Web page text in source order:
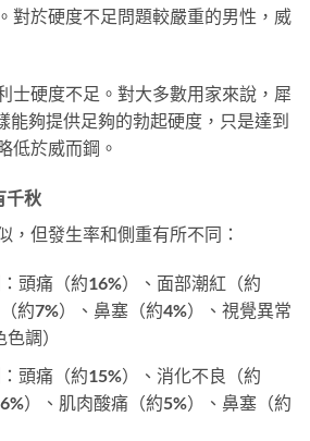
對於硬度不足問題較嚴重的男性，威
士硬度不足。對大多數用家來說，犀
能夠提供足夠的勃起硬度，只是達到
低於威而鋼。
千秋
，但發生率和側重有所不同：
：頭痛（約16%）、面部潮紅（約
約7%）、鼻塞（約4%）、視覺異常
調）
：頭痛（約15%）、消化不良（約
）、肌肉酸痛（約5%）、鼻塞（約